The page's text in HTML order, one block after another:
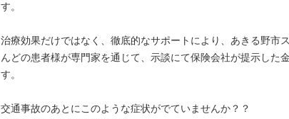
す。
治療効果だけではなく、徹底的なサポートにより、あきる野市
んどの患者様が専門家を通じて、示談にて保険会社が提示した
す。
交通事故のあとにこのような症状がでていませんか？？